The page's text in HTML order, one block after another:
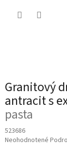
Granitový
antracit s
pasta
523686
Priemerné
Neohodnotené